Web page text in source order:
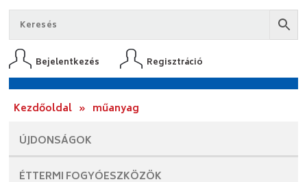
Bejelentkezés Regisztráció
Kezdőoldal » műanyag
ÚJDONSÁGOK
ÉTTERMI FOGYÓESZKÖZÖK